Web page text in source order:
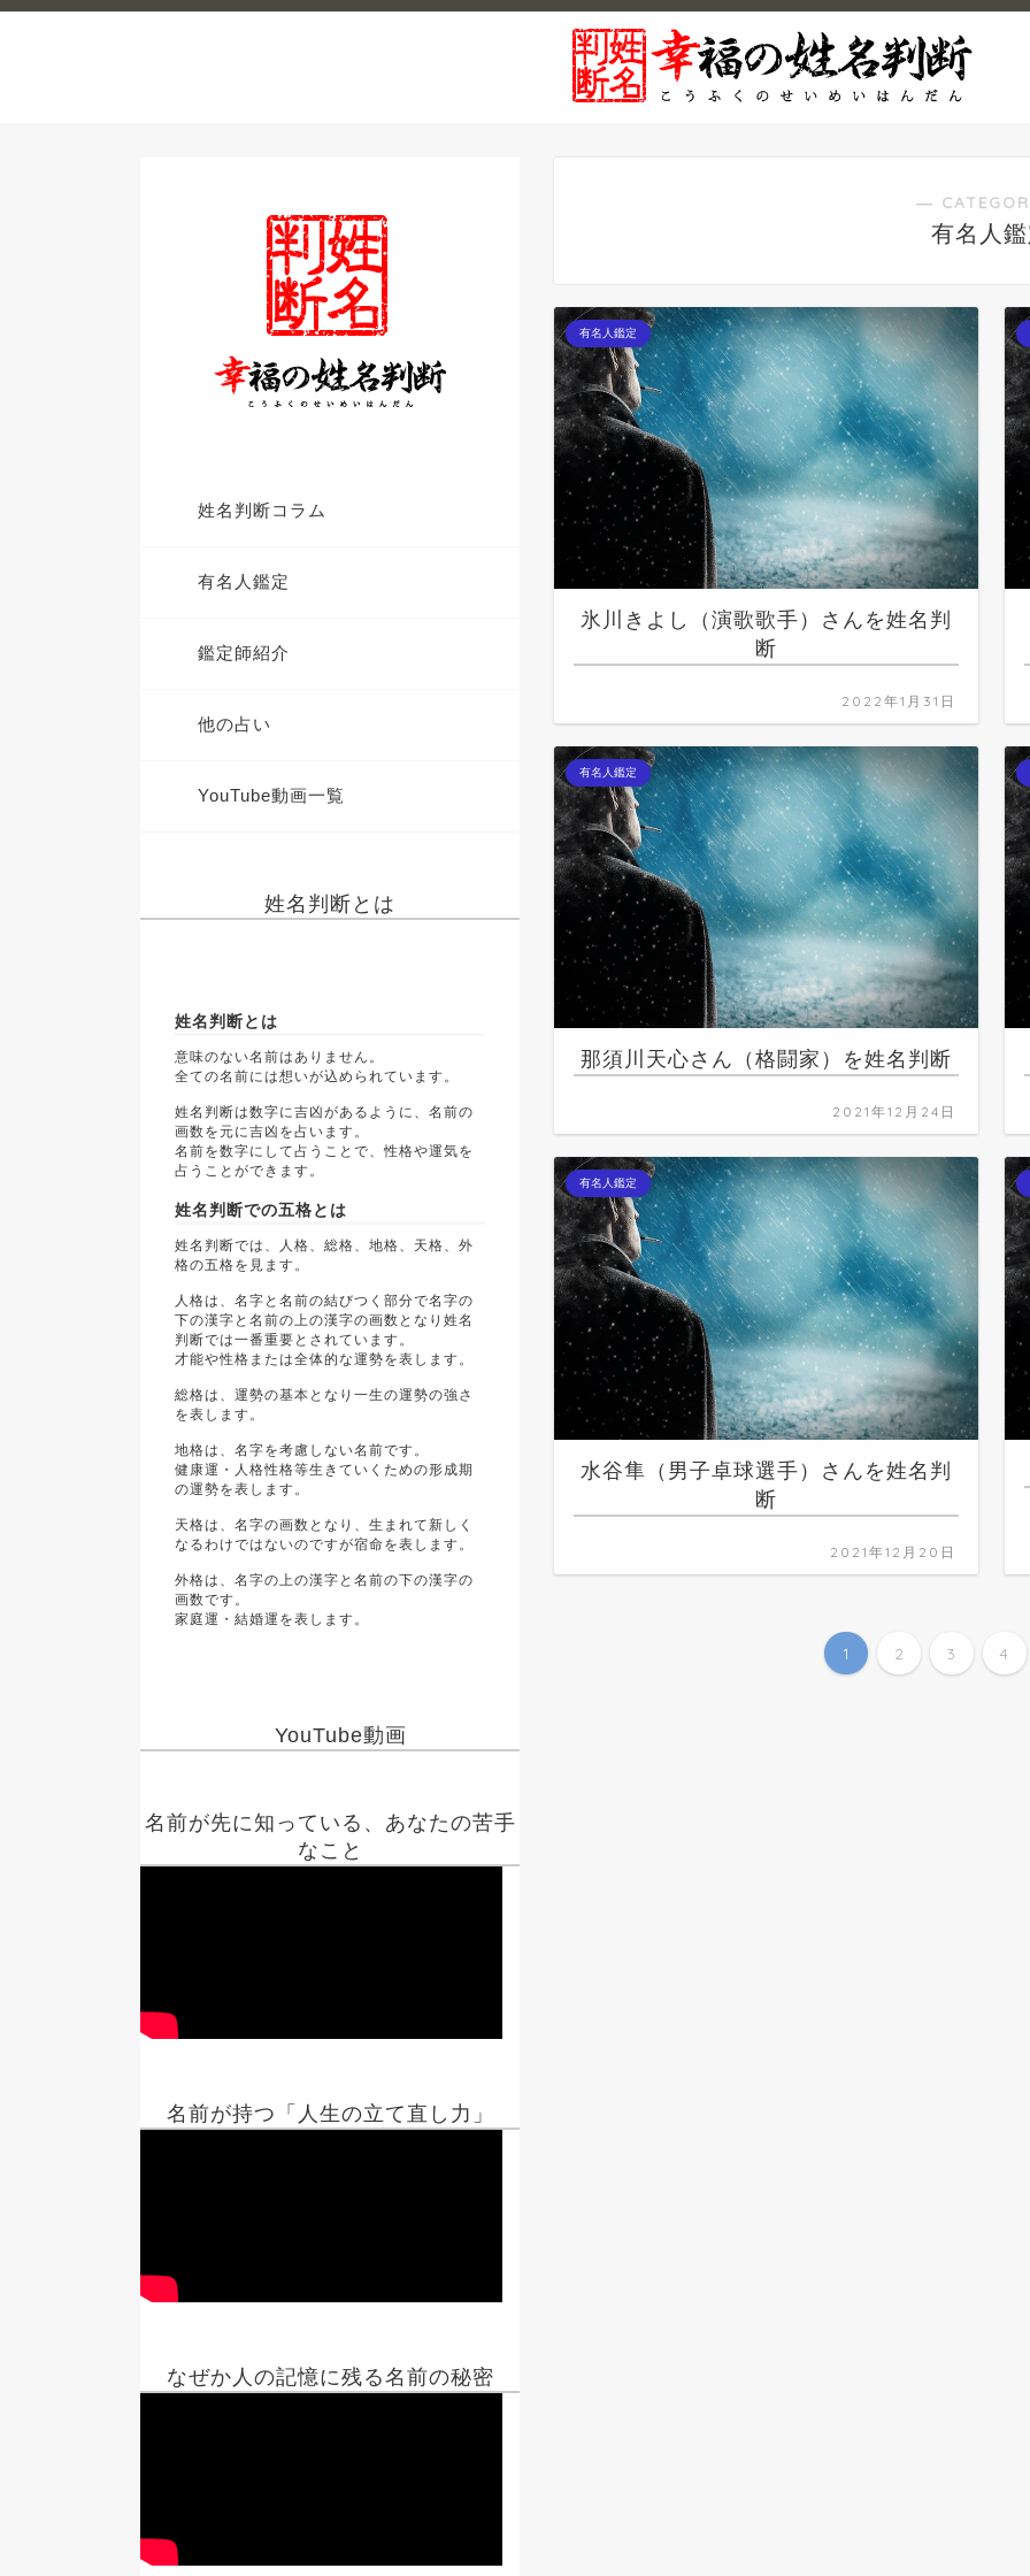
―
有名人鑑
有名人鑑定
氷川きよし（演歌歌手）さんを姓名判
断
2022年1月31日
有名人鑑定
那須川天心さん（格闘家）を姓名判断
2021年12月24日
有名人鑑定
水谷隼（男子卓球選手）さんを姓名判
断
2021年12月20日
1 2 3 4
姓名判断コラム
有名人鑑定
鑑定師紹介
他の占い
YouTube動画一覧
姓名判断とは
姓名判断とは
意味のない名前はありません。
全ての名前には想いが込められています。
姓名判断は数字に吉凶があるように、名前の
画数を元に吉凶を占います。
名前を数字にして占うことで、性格や運気を
占うことができます。
姓名判断での五格とは
姓名判断では、人格、総格、地格、天格、外
格の五格を見ます。
人格は、名字と名前の結びつく部分で名字の
下の漢字と名前の上の漢字の画数となり姓名
判断では一番重要とされています。
才能や性格または全体的な運勢を表します。
総格は、運勢の基本となり一生の運勢の強さ
を表します。
地格は、名字を考慮しない名前です。
健康運・人格性格等生きていくための形成期
の運勢を表します。
天格は、名字の画数となり、生まれて新しく
なるわけではないのですが宿命を表します。
外格は、名字の上の漢字と名前の下の漢字の
画数です。
家庭運・結婚運を表します。
YouTube動画
名前が先に知っている、あなたの苦手
なこと
名前が持つ「人生の立て直し力」
なぜか人の記憶に残る名前の秘密